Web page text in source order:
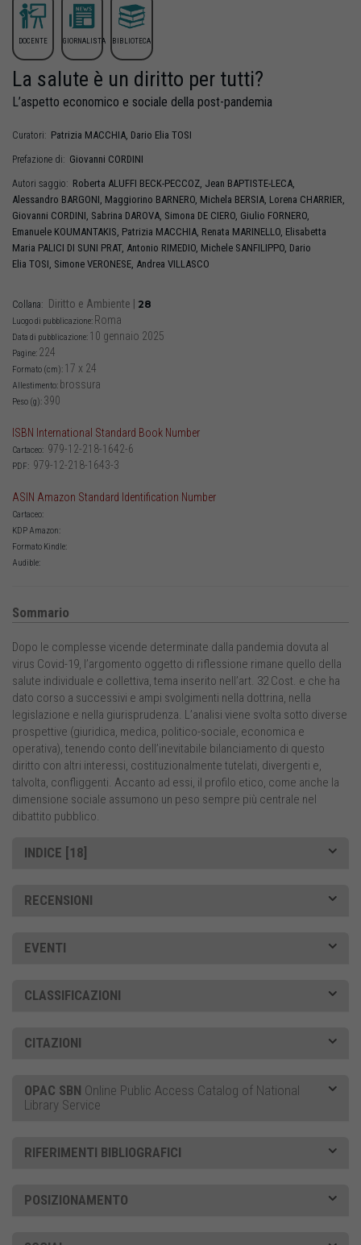
DOCENTE GIORNALISTA BIBLIOTECA
La salute è un diritto per tutti?
L’aspetto economico e sociale della post-pandemia
Curatori: Patrizia MACCHIA, Dario Elia TOSI
Prefazione di: Giovanni CORDINI
Autori saggio: Roberta ALUFFI BECK-PECCOZ, Jean BAPTISTE-LECA,
Alessandro BARGONI, Maggiorino BARNERO, Michela BERSIA, Lorena CHARRIER,
Giovanni CORDINI, Sabrina DAROVA, Simona DE CIERO, Giulio FORNERO,
Emanuele KOUMANTAKIS, Patrizia MACCHIA, Renata MARINELLO, Elisabetta
Maria PALICI DI SUNI PRAT, Antonio RIMEDIO, Michele SANFILIPPO, Dario
Elia TOSI, Simone VERONESE, Andrea VILLASCO
Collana: Diritto e Ambiente 28
Luogo di pubblicazione: Roma
Data di pubblicazione: 10 gennaio 2025
Pagine: 224
Formato (cm): 17 x 24
Allestimento: brossura
Peso (g): 390
ISBN International Standard Book Number
Cartaceo: 979-12-218-1642-6
PDF: 979-12-218-1643-3
ASIN Amazon Standard Identification Number
Cartaceo:
KDP Amazon:
Formato Kindle:
Audible:
Sommario
Dopo le complesse vicende determinate dalla pandemia dovuta al
virus Covid-19, l’argomento oggetto di riflessione rimane quello della
salute individuale e collettiva, tema inserito nell’art. 32 Cost. e che ha
dato corso a successivi e ampi svolgimenti nella dottrina, nella
legislazione e nella giurisprudenza. L’analisi viene svolta sotto diverse
prospettive (giuridica, medica, politico-sociale, economica e
operativa), tenendo conto dell’inevitabile bilanciamento di questo
diritto con altri interessi, costituzionalmente tutelati, divergenti e,
talvolta, confliggenti. Accanto ad essi, il profilo etico, come anche la
dimensione sociale assumono un peso sempre più centrale nel
dibattito pubblico.
INDICE [18]
RECENSIONI
EVENTI
CLASSIFICAZIONI
CITAZIONI
OPAC SBN Online Public Access Catalog of National
Library Service
RIFERIMENTI BIBLIOGRAFICI
POSIZIONAMENTO